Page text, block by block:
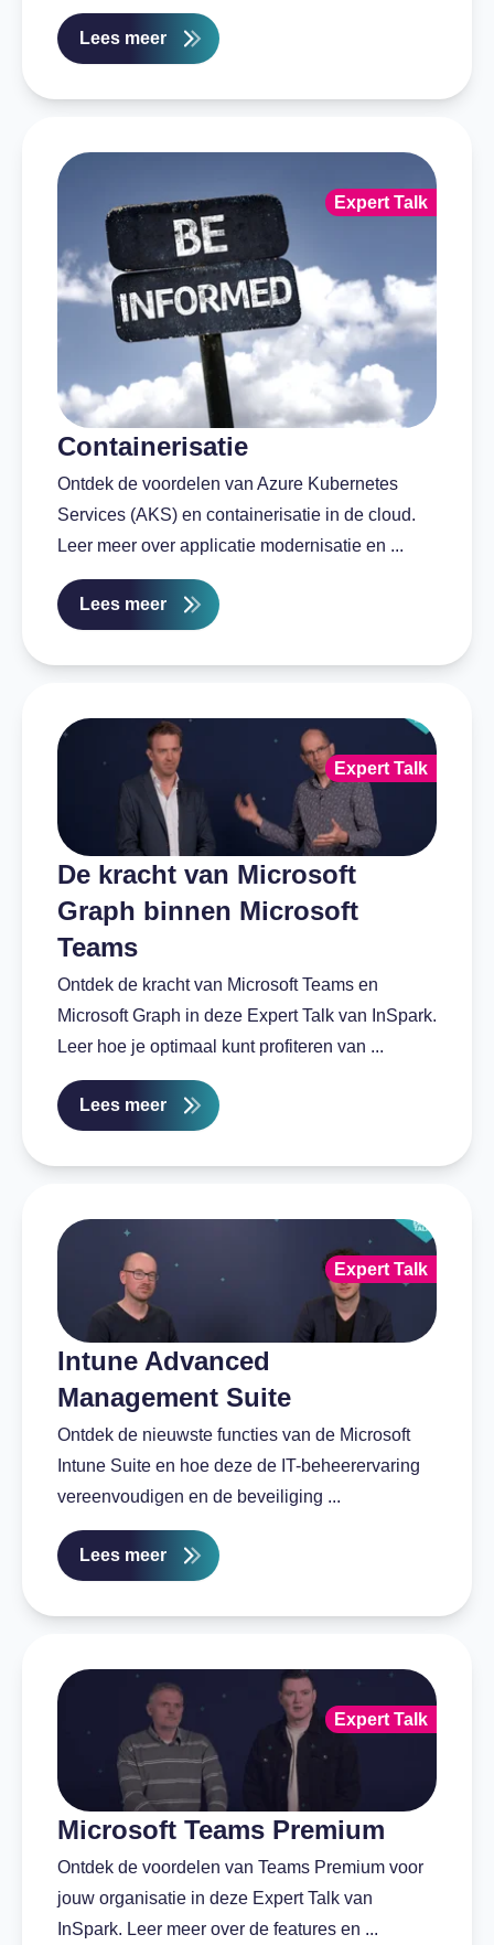
Lees meer
Containerisatie
Ontdek de voordelen van Azure Kubernetes
Services (AKS) en containerisatie in de cloud.
Leer meer over applicatie modernisatie en ...
Lees meer
Expert Talk
De kracht van Microsoft
Graph binnen Microsoft
Teams
Ontdek de kracht van Microsoft Teams en
Microsoft Graph in deze Expert Talk van InSpark.
Leer hoe je optimaal kunt profiteren van ...
Lees meer
Expert Talk
Intune Advanced
Management Suite
Ontdek de nieuwste functies van de Microsoft
Intune Suite en hoe deze de IT-beheerervaring
vereenvoudigen en de beveiliging ...
Lees meer
Expert Talk
Microsoft Teams Premium
Ontdek de voordelen van Teams Premium voor
jouw organisatie in deze Expert Talk van
InSpark. Leer meer over de features en ...
Expert Talk